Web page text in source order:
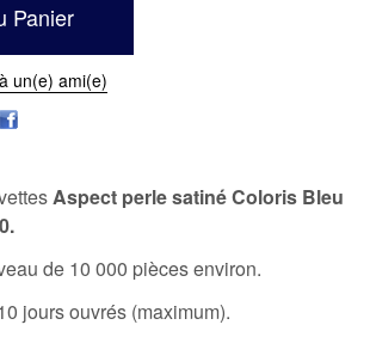
un(e) ami(e)
Aspect perle satiné Coloris Bleu
.
de 10 000 pièces environ.
jours ouvrés (maximum).